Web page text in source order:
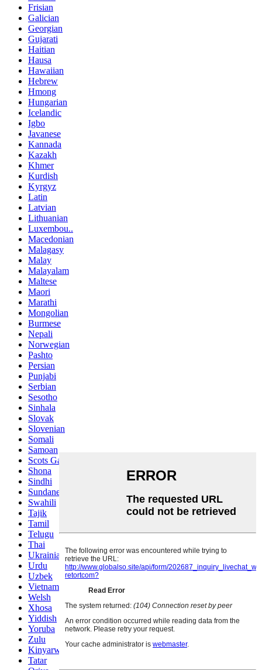
Frisian
Galician
Georgian
Gujarati
Haitian
Hausa
Hawaiian
Hebrew
Hmong
Hungarian
Icelandic
Igbo
Javanese
Kannada
Kazakh
Khmer
Kurdish
Kyrgyz
Latin
Latvian
Lithuanian
Luxembou..
Macedonian
Malagasy
Malay
Malayalam
Maltese
Maori
Marathi
Mongolian
Burmese
Nepali
Norwegian
Pashto
Persian
Punjabi
Serbian
Sesotho
Sinhala
Slovak
Slovenian
Somali
Samoan
Scots Gaelic
Shona
Sindhi
Sundanese
Swahili
Tajik
Tamil
Telugu
Thai
Ukrainian
Urdu
Uzbek
Vietnamese
Welsh
Xhosa
Yiddish
Yoruba
Zulu
Kinyarwanda
Tatar